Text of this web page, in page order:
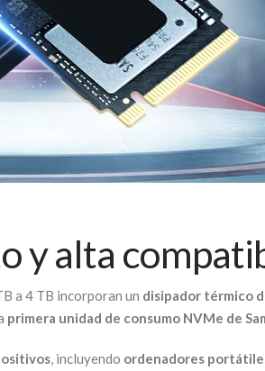
y alta
a 4 TB incorporan un disipador térmico
primera unidad de consumo NVMe de
, incluyendo ordenadores